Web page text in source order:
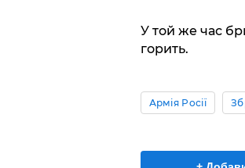
У той же час
горить.
Армія Росії